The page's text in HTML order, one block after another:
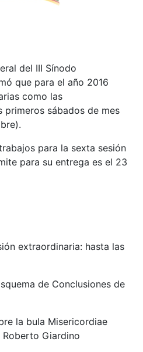
del III Sínodo
que para el año 2016
como las
primeros sábados de mes
para la sexta sesión
para su entrega es el 23
extraordinaria: hasta las
de Conclusiones de
bula Misericordiae
Giardino